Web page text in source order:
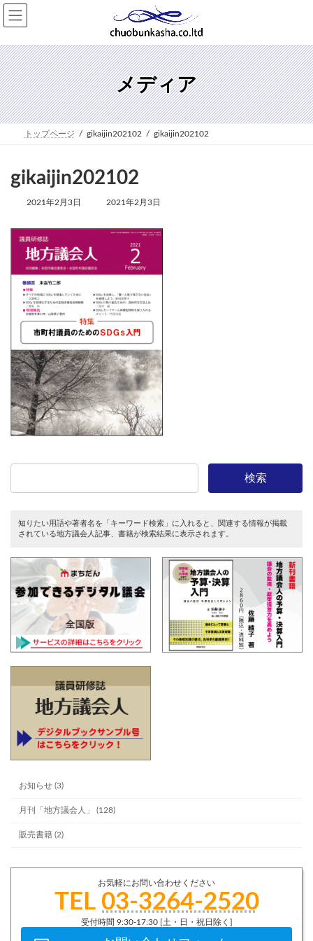
コ
ン
ン
ツ
へ
ス
キ
ッ
プ
ナ
ビ
ー
シ
ョ
ン
に
移
動
メディア
トップページ gikaijin202102 gikaijin202102
gikaijin202102
2021年2月3日
最
2021年2月3日
検索
知りたい用語や著者名を「キーワード検索」に入れると、関連する情報が掲載
されている地方議会人記事、書籍が検索結果に表示されます。
お知らせ (3)
月刊「地方議会人」 (128)
販売書籍 (2)
お気軽にお問い合わせください
TEL 03-3264-2520
受付時間 9:30-17:30 [土・日・祝日除く]